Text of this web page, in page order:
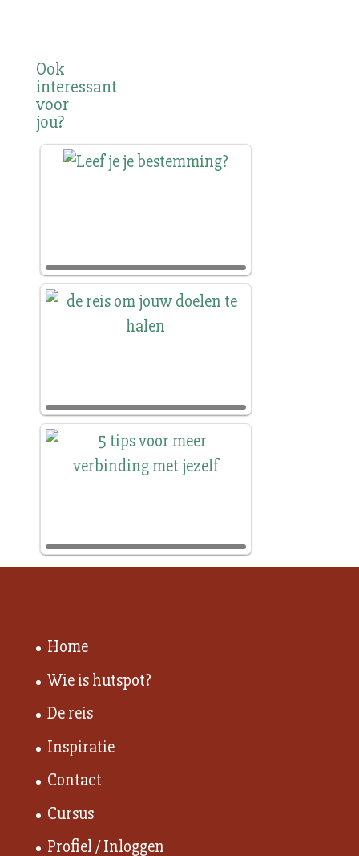
Ook
interessant
voor
jou?
Home
Wie is hutspot?
De reis
Inspiratie
Contact
Cursus
Profiel / Inloggen